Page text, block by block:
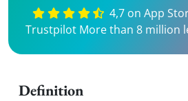
4,7 on App
Trustpilot More than 8 million
Definition